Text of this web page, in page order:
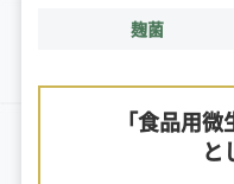
麹菌
「食品用
と